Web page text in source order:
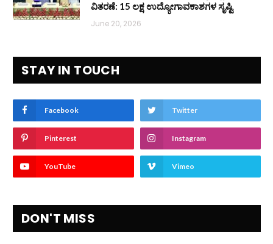
ವಿತರಣೆ: 15 ಲಕ್ಷ ಉದ್ಯೋಗಾವಕಾಶಗಳ ಸೃಷ್ಟಿ
June 20, 2026
STAY IN TOUCH
Facebook Twitter
Pinterest Instagram
YouTube Vimeo
DON'T MISS